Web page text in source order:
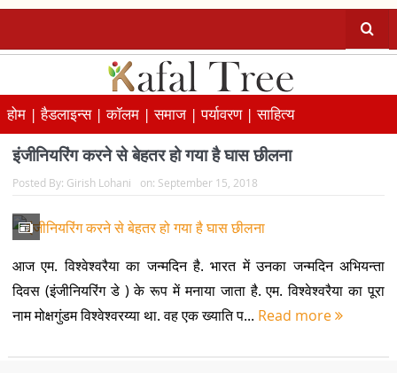
होम |हैडलाइन्स |कॉलम |समाज |पर्यावरण |साहित्य
इंजीनियरिंग करने से बेहतर हो गया है घास छीलना
Posted By: Girish Lohani on: September 15, 2018
आज एम. विश्वेश्वरैया का जन्मदिन है. भारत में उनका जन्मदिन अभियन्ता
दिवस (इंजीनियरिंग डे ) के रूप में मनाया जाता है. एम. विश्वेश्वरैया का पूरा
नाम मोक्षगुंडम विश्वेश्वरय्या था. वह एक ख्याति प... Read more